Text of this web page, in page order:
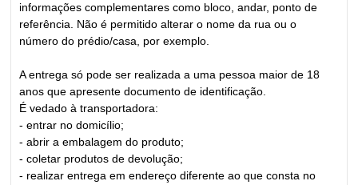
informações complementares como bloco, andar, ponto de
referência. Não é permitido alterar o nome da rua ou o
número do prédio/casa, por exemplo.
A entrega só pode ser realizada a uma pessoa maior de 18
anos que apresente documento de identificação.
É vedado à transportadora:
- entrar no domicílio;
- abrir a embalagem do produto;
- coletar produtos de devolução;
- realizar entrega em endereço diferente ao que consta no